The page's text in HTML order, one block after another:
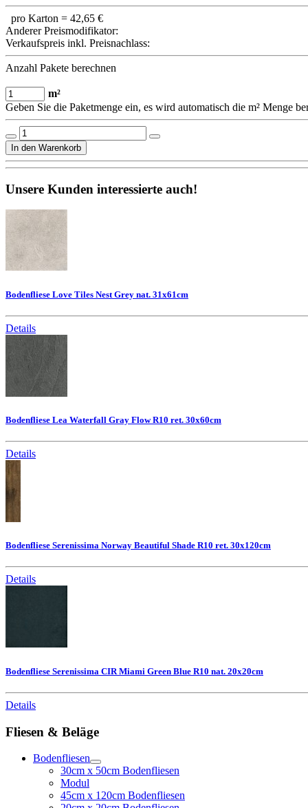
pro Karton = 42,65 €
Anderer Preismodifikator:
Verkaufspreis inkl. Preisnachlass:
Anzahl Pakete berechnen
m²
Geben Sie die Paketmenge ein, es wird automatisch die m² Menge
Unsere Kunden interessierte auch!
Bodenfliese Love Tiles Nest Grey nat. 31x61cm
Details
Bodenfliese Lea Waterfall Gray Flow R10 ret. 30x60cm
Details
Bodenfliese Serenissima Norway Beautiful Shade R10 ret. 30x120cm
Details
Bodenfliese Serenissima CIR Miami Green Blue R10 nat. 20x20cm
Details
Fliesen & Beläge
Bodenfliesen
30cm x 50cm Bodenfliesen
Modul
45cm x 120cm Bodenfliesen